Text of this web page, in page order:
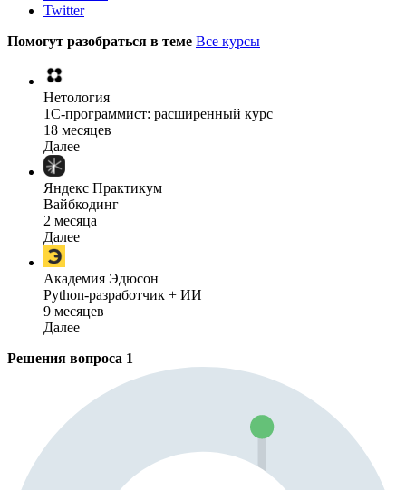
Twitter
Помогут разобраться в теме Все курсы
Нетология
1C-программист: расширенный курс
18 месяцев
Далее
Яндекс Практикум
Вайбкодинг
2 месяца
Далее
Академия Эдюсон
Python-разработчик + ИИ
9 месяцев
Далее
Решения вопроса 1